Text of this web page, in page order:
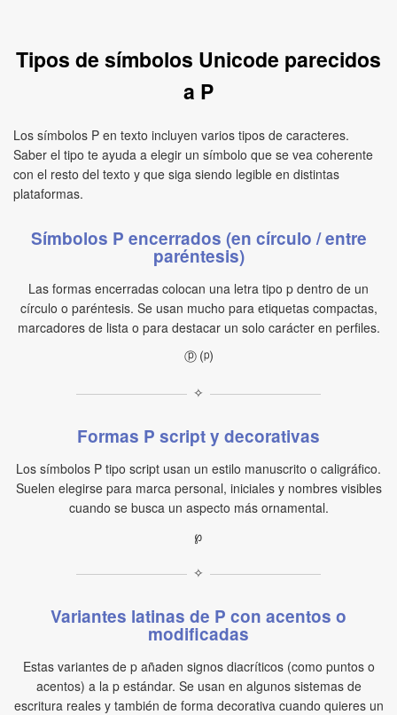
Tipos de símbolos Unicode parecidos
a P
Los símbolos P en texto incluyen varios tipos de caracteres.
Saber el tipo te ayuda a elegir un símbolo que se vea coherente
con el resto del texto y que siga siendo legible en distintas
plataformas.
Símbolos P encerrados (en círculo / entre
paréntesis)
Las formas encerradas colocan una letra tipo p dentro de un
círculo o paréntesis. Se usan mucho para etiquetas compactas,
marcadores de lista o para destacar un solo carácter en perfiles.
ⓟ ⒫
✧
Formas P script y decorativas
Los símbolos P tipo script usan un estilo manuscrito o caligráfico.
Suelen elegirse para marca personal, iniciales y nombres visibles
cuando se busca un aspecto más ornamental.
℘
✧
Variantes latinas de P con acentos o
modificadas
Estas variantes de p añaden signos diacríticos (como puntos o
acentos) a la p estándar. Se usan en algunos sistemas de
escritura reales y también de forma decorativa cuando quieres un